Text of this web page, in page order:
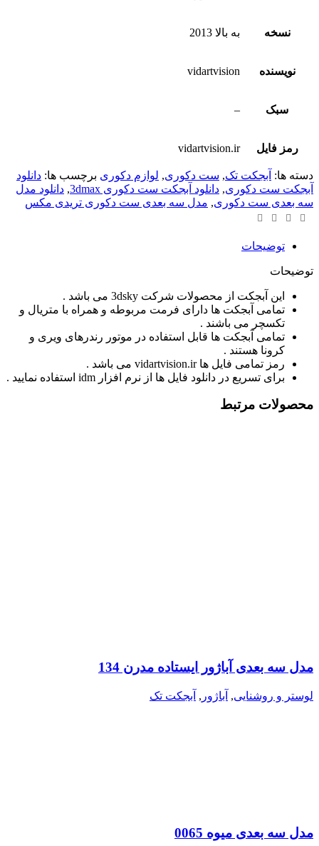
نسخه به بالا 2013
نویسنده vidartvision
سبک –
رمز فایل vidartvision.ir
دسته ها: آبجکت تک, ست دکوری, لوازم دکوری برچسب ها: دانلود
آبجکت ست دکوری, دانلود آبجکت ست دکوری 3dmax , دانلود مدل
سه بعدی ست دکوری, مدل سه بعدی ست دکوری تریدی مکس
توضیحات
توضیحات
این آبجکت از محصولات شرکت 3dsky می باشد .
تمامی آبجکت ها دارای فرمت مربوطه و همراه با متریال و
تکسچر می باشند .
تمامی آبجکت ها قابل استفاده در موتور رندرهای ویری و
کرونا هستند .
رمز تمامی فایل ها vidartvision.ir می باشد .
برای تسریع در دانلود فایل ها از نرم افزار idm استفاده نمایید .
محصولات مرتبط
مدل سه بعدی آباژور ایستاده مدرن 134
لوستر و روشنایی, آباژور , آبجکت تک
مدل سه بعدی میوه 0065